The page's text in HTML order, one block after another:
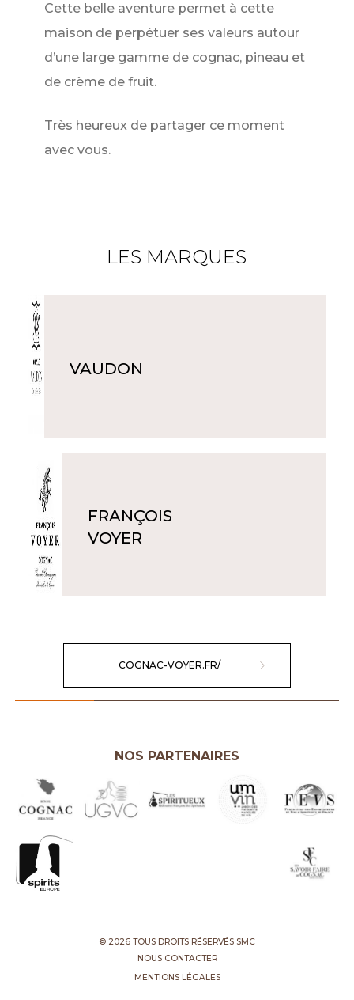
Cette belle aventure permet à cette
maison de perpétuer ses valeurs autour
d’une large gamme de cognac, pineau et
de crème de fruit.
Très heureux de partager ce moment
avec vous.
LES MARQUES
VAUDON
FRANÇOIS
VOYER
COGNAC-VOYER.FR/
NOS PARTENAIRES
© 2026 TOUS DROITS RÉSERVÉS SMC
NOUS CONTACTER
MENTIONS LÉGALES